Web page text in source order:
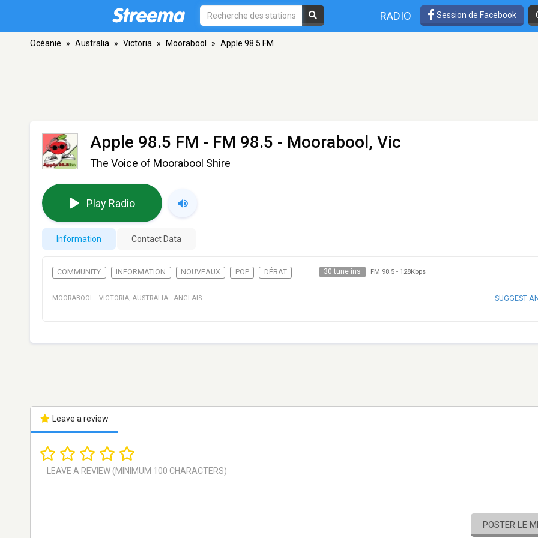
RADIO Session de Facebook
Océanie » Australia » Victoria » Moorabool » Apple 98.5 FM
Apple 98.5 FM - FM 98.5 - Moorabool, Vic
The Voice of Moorabool Shire
Play Radio
Information Contact Data
COMMUNITY INFORMATION NOUVEAUX POP DÉBAT 30 tune ins FM 98.5- 128Kbps
MOORABOOL · VICTORIA, AUSTRALIA · ANGLAIS SUGGEST
Leave a review
POSTER LE